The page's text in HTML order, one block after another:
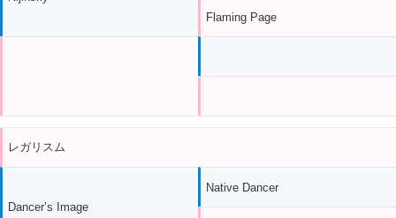
Flaming Page
レガリスム
Dancer’s Image
Native Dancer